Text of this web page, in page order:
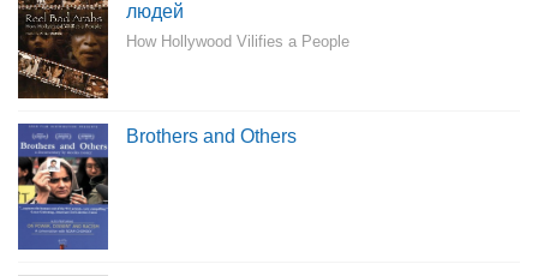
людей
How Hollywood Vilifies a People
Brothers and Others